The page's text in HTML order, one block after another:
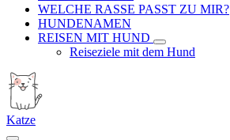
WELCHE RASSE PASST ZU MIR?
HUNDENAMEN
REISEN MIT HUND
Reiseziele mit dem Hund
Katze